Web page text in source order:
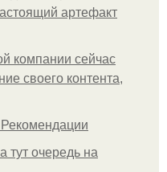
артефакт
компании сейчас
своего контента,
Рекомендации
тут очередь на